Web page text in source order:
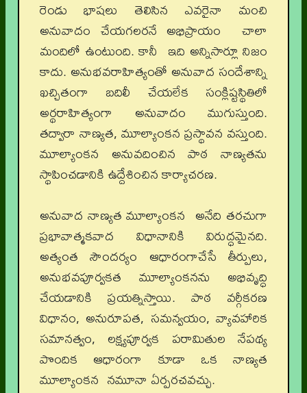
రెండు భాషలు తెలిసిన ఎవరైనా మంచి
అనువాదం చేయగలరనే అభిప్రాయం చాలా
మందిలో ఉంటుంది. కానీ ఇది అన్నిసార్లూ నిజం
కాదు. అనుభవరాహిత్యంతో అనువాద సందేశాన్ని
ఖచ్చితంగా బదిలీ చేయలేక సంక్లిష్టస్థితిలో
అర్థరాహిత్యంగా అనువాదం ముగుస్తుంది.
తద్వారా నాణ్యత, మూల్యాంకన ప్రస్థావన వస్తుంది.
మూల్యాంకన అనువదించిన పాఠ నాణ్యతను
స్థాపించడానికి ఉద్దేశించిన కార్యాచరణ.
అనువాద నాణ్యత మూల్యాంకన అనేది తరచుగా
ప్రభావాత్మకవాద విధానానికి విరుద్ధమైనది.
అత్యంత సౌందర్యం ఆధారంగాచేసే తీర్పులు,
అనుభవపూర్వకత మూల్యాంకనను అభివృద్ధి
చేయడానికి ప్రయత్నిస్తాయి. పాఠ వర్గీకరణ
విధానం, అనురూపత, సమన్వయం, వ్యావహారిక
సమానత్వం, లక్ష్యపూర్వక పరామితుల నేపథ్య
పొందిక ఆధారంగా కూడా ఒక నాణ్యత
మూల్యాంకన నమూనా ఏర్పరచవచ్చు.